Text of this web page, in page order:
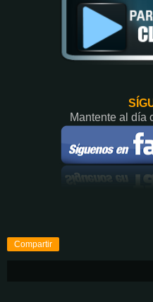
Mantente al día
Compartir